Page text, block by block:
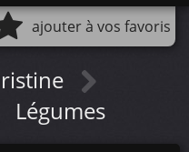
ajouter à vos favoris
Légumes